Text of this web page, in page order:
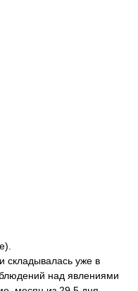
складывалась уже в
над явлениями